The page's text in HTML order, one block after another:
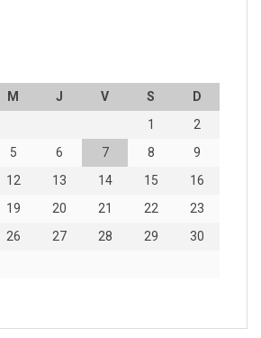
M J V S
D
1
2
5 6 7 8
9
12 13 14 15
16
19 20 21 22
23
26 27 28 29
30